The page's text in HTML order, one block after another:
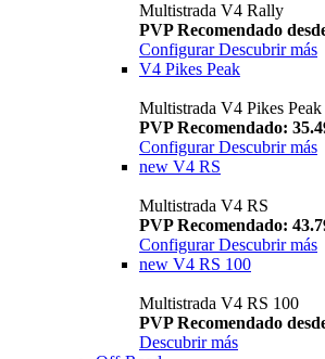
Multistrada V4 Rally
PVP Recomendado
Configurar Descubrir más
V4 Pikes Peak
Multistrada V4 Pikes Peak
PVP Recomendado:
Configurar Descubrir más
new V4 RS
Multistrada V4 RS
PVP Recomendado:
ConfigurarDescubrir más
new V4 RS 100
Multistrada V4 RS 100
PVP Recomendado
Descubrir más